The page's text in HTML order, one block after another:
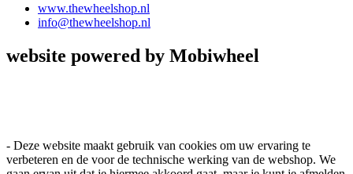
www.thewheelshop.nl
info@thewheelshop.nl
website powered by Mobiwheel
- Deze website maakt gebruik van cookies om uw ervaring te
verbeteren en de voor de technische werking van de webshop. We